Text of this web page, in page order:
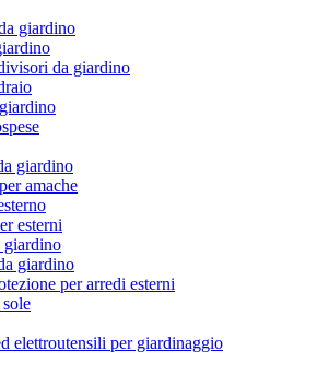
giardino
da giardino
giardino
amache
esterni
giardino
giardino
per arredi esterni
elettroutensili per giardinaggio